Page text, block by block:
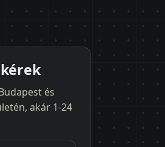
és
akár 1-24